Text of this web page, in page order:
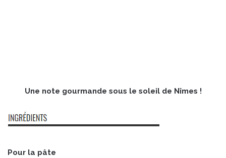
Une note gourmande sous le soleil de Nîmes !
Pour la pâte